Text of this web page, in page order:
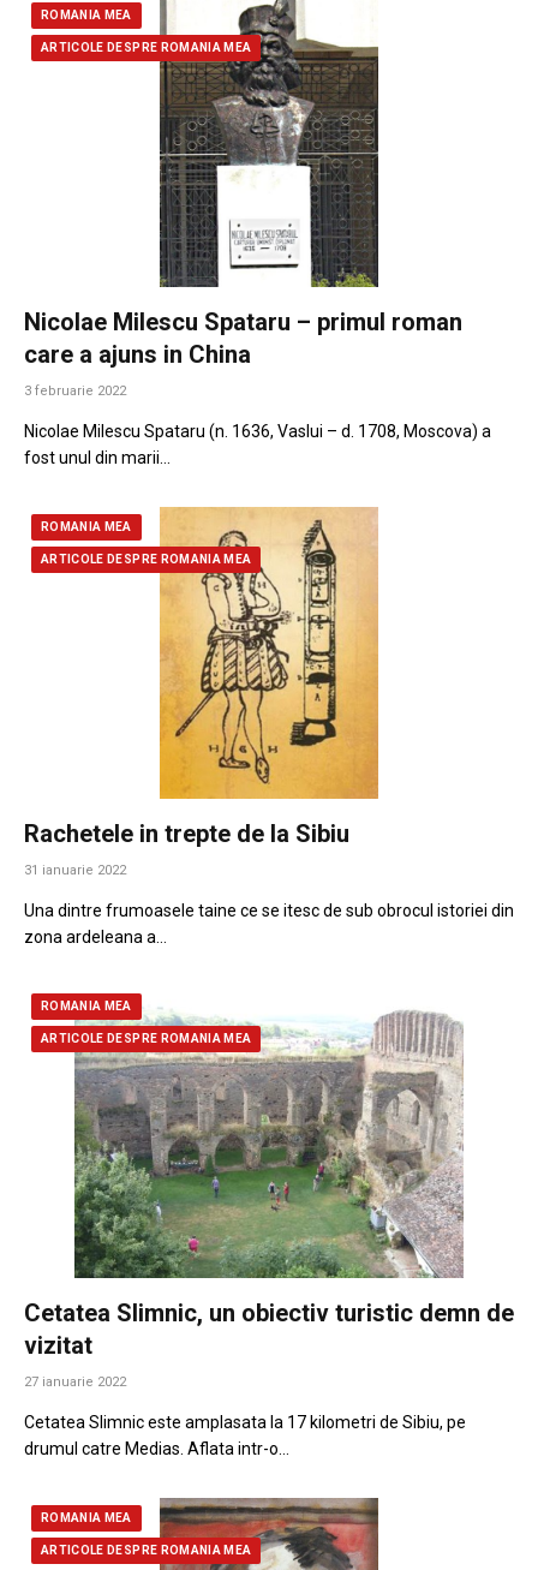
ROMANIA MEA
ARTICOLE DESPRE ROMANIA MEA
Nicolae Milescu Spataru – primul roman
care a ajuns in China
3 februarie 2022
Nicolae Milescu Spataru (n. 1636, Vaslui – d. 1708, Moscova) a
fost unul din marii…
ROMANIA MEA
ARTICOLE DESPRE ROMANIA MEA
Rachetele in trepte de la Sibiu
31 ianuarie 2022
Una dintre frumoasele taine ce se itesc de sub obrocul istoriei din
zona ardeleana a…
ROMANIA MEA
ARTICOLE DESPRE ROMANIA MEA
Cetatea Slimnic, un obiectiv turistic demn de
vizitat
27 ianuarie 2022
Cetatea Slimnic este amplasata la 17 kilometri de Sibiu, pe
drumul catre Medias. Aflata intr-o…
ROMANIA MEA
ARTICOLE DESPRE ROMANIA MEA